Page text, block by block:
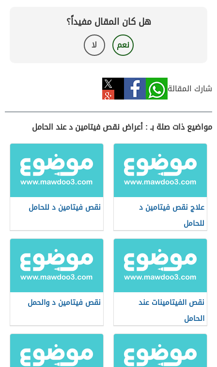
هل كان المقال مفيداً؟
نعم لا
شارك المقالة
مواضيع ذات صلة بـ : أعراض نقص فيتامين د عند الحامل
علاج نقص فيتامين د
للحامل
نقص فيتامين د للحامل
نقص الفيتامينات عند
الحامل
نقص فيتامين د والحمل